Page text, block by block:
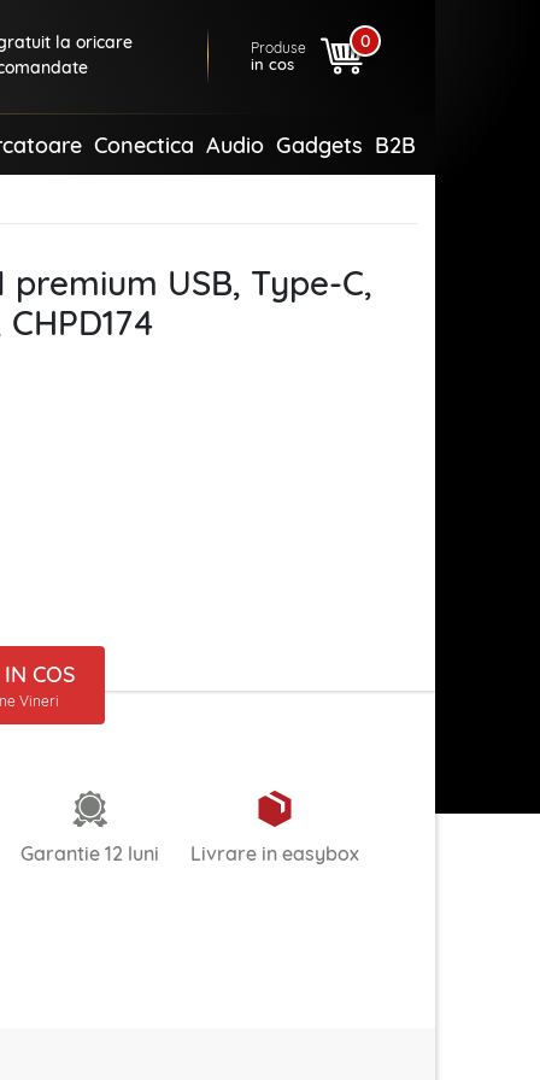
la oricare
Produse
in cos
0
Conectica Audio Gadgets B2B
USB, Type-C,
COS
Vineri
Garantie 12 luni Livrare in easybox